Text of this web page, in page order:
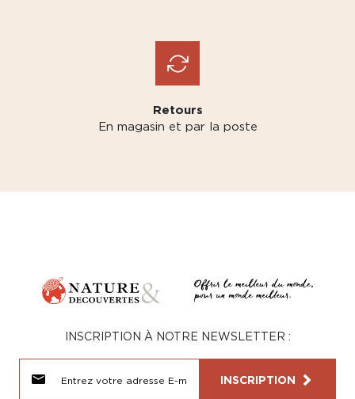
Retours
En magasin et par la poste
INSCRIPTION À NOTRE NEWSLETTER :
INSCRIPTION